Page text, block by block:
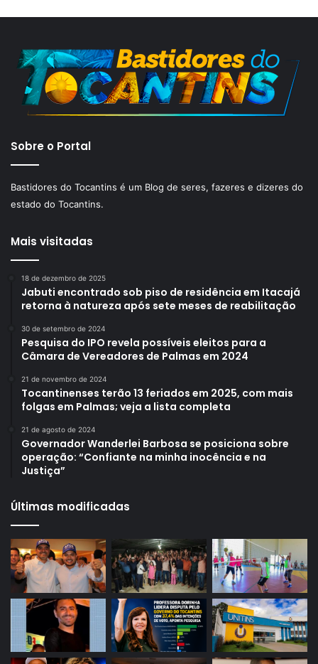
Sobre o Portal
Bastidores do Tocantins é um Blog de seres, fazeres e dizeres do
estado do Tocantins.
Mais visitadas
18 de dezembro de 2025
Jabuti encontrado sob piso de residência em Itacajá
retorna à natureza após sete meses de reabilitação
30 de setembro de 2024
Pesquisa do IPO revela possíveis eleitos para a
Câmara de Vereadores de Palmas em 2024
21 de novembro de 2024
Tocantinenses terão 13 feriados em 2025, com mais
folgas em Palmas; veja a lista completa
21 de agosto de 2024
Governador Wanderlei Barbosa se posiciona sobre
operação: “Confiante na minha inocência e na
Justiça”
Últimas modificadas